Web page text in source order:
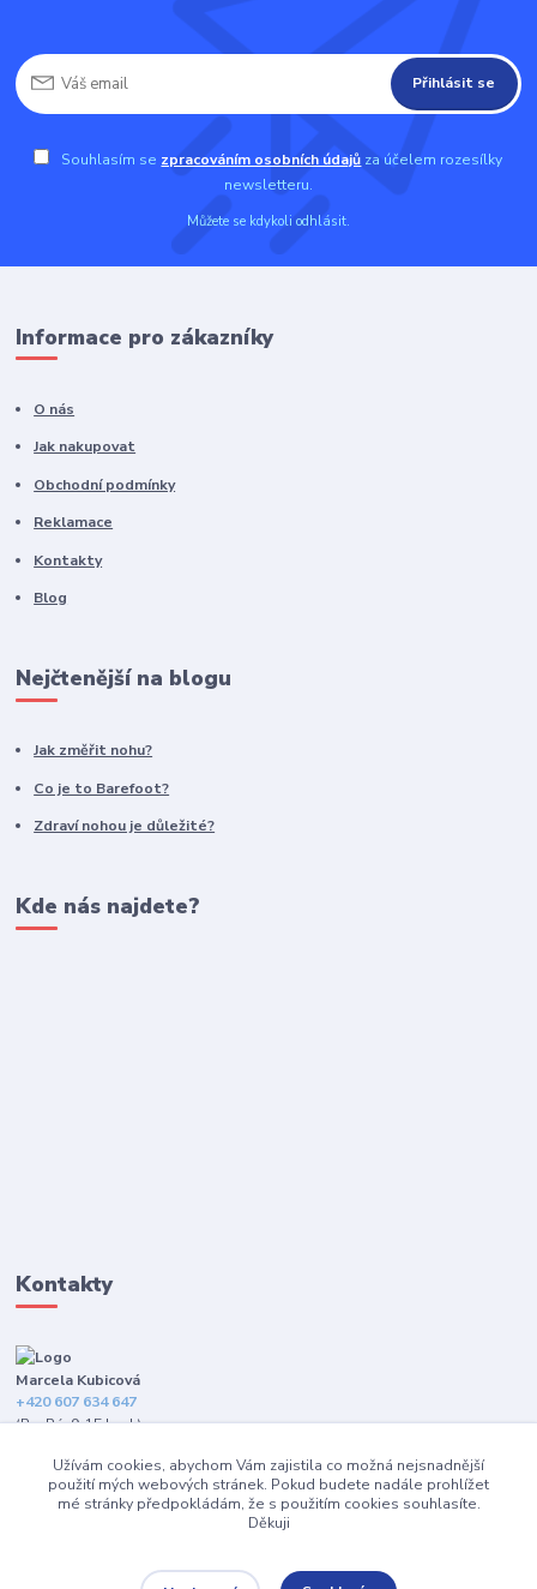
Přihlásit se
Souhlasím se zpracováním osobních údajů za účelem rozesílky
newsletteru.
Můžete se kdykoli odhlásit.
Informace pro zákazníky
O nás
Jak nakupovat
Obchodní podmínky
Reklamace
Kontakty
Blog
Nejčtenější na blogu
Jak změřit nohu?
Co je to Barefoot?
Zdraví nohou je důležité?
Kde nás najdete?
Kontakty
Marcela Kubicová
+420 607 634 647
(Po-Pá, 9-15 hod.)
info@happybarefeet.cz
Užívám cookies, abychom Vám zajistila co možná nejsnadnější
použití mých webových stránek. Pokud budete nadále prohlížet
mé stránky předpokládám, že s použitím cookies souhlasíte.
Děkuji